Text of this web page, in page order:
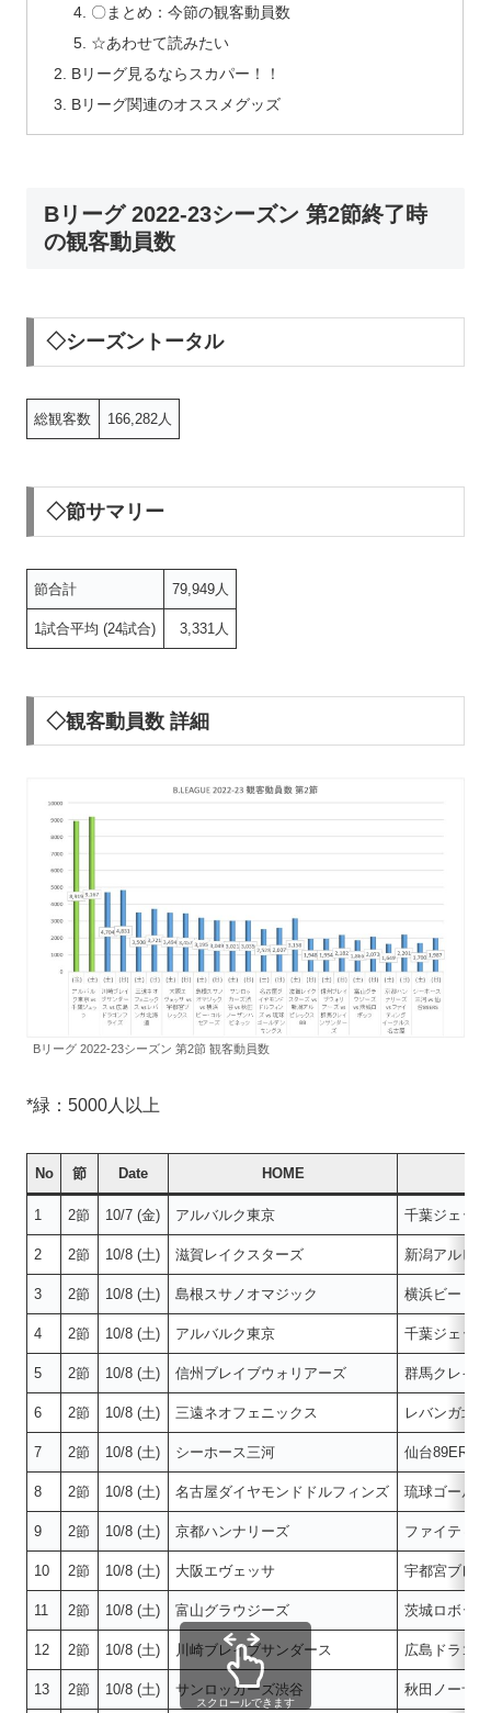
〇まとめ：今節の観客動員数
☆あわせて読みたい
Bリーグ見るならスカパー！！
Bリーグ関連のオススメグッズ
Bリーグ 2022-23シーズン 第2節終了時
の観客動員数
◇シーズントータル
総観客数 166,282人
◇節サマリー
節合計 79,949人
1試合平均 (24試合) 3,331人
◇観客動員数 詳細
Bリーグ 2022-23シーズン 第2節 観客動員数
*緑：5000人以上
No 節 Date HOME
1 2節 10/7 (金) アルバルク東京 千葉ジェッツ
2 2節 10/8 (土) 滋賀レイクスターズ 新潟アルビ
3 2節 10/8 (土) 島根スサノオマジック 横浜ビー・
4 2節 10/8 (土) アルバルク東京 千葉ジェッツ
5 2節 10/8 (土) 信州ブレイブウォリアーズ 群馬クレイ
6 2節 10/8 (土) 三遠ネオフェニックス レバンガ北
7 2節 10/8 (土) シーホース三河 仙台89ERS
8 2節 10/8 (土) 名古屋ダイヤモンドドルフィンズ 琉球ゴール
9 2節 10/8 (土) 京都ハンナリーズ ファイティ
10 2節 10/8 (土) 大阪エヴェッサ 宇都宮ブレ
11 2節 10/8 (土) 富山グラウジーズ 茨城ロボッツ
12 2節 10/8 (土) 川崎ブレイブサンダース 広島ドラゴ
13 2節 10/8 (土) サンロッカーズ渋谷 秋田ノーザ
スクロールできます